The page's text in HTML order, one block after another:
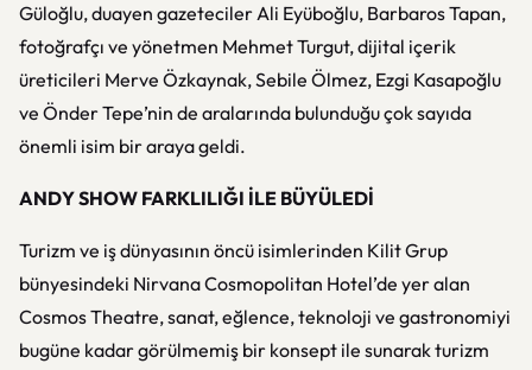
Güloğlu, duayen gazeteciler Ali Eyüboğlu, Barbaros Tapan,
fotoğrafçı ve yönetmen Mehmet Turgut, dijital içerik
üreticileri Merve Özkaynak, Sebile Ölmez, Ezgi Kasapoğlu
ve Önder Tepe’nin de aralarında bulunduğu çok sayıda
önemli isim bir araya geldi.
ANDY SHOW FARKLILIĞI İLE BÜYÜLEDİ
Turizm ve iş dünyasının öncü isimlerinden Kilit Grup
bünyesindeki Nirvana Cosmopolitan Hotel’de yer alan
Cosmos Theatre, sanat, eğlence, teknoloji ve gastronomiyi
bugüne kadar görülmemiş bir konsept ile sunarak turizm